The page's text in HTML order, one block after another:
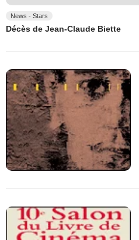
News - Stars
Décès de Jean-Claude Biette